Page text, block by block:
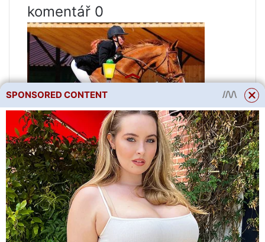
komentář 0
Александра
7. dubna 2009, 01:19:41
Re: Albino Frieze
Ale kůň se ukáže „ve své čisté“
SPONSORED CONTENT